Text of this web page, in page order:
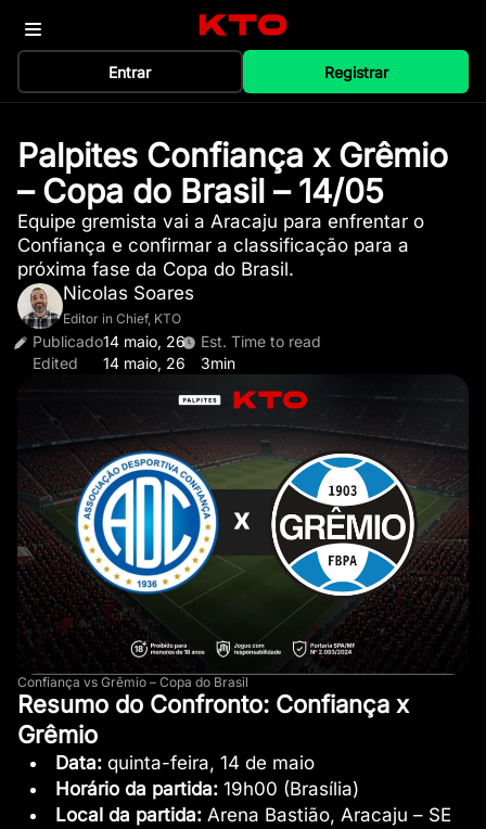
Entrar Registrar
Palpites Confiança x Grêmio
– Copa do Brasil – 14/05
Equipe gremista vai a Aracaju para enfrentar o
Confiança e confirmar a classificação para a
próxima fase da Copa do Brasil.
Nicolas Soares
Editor in Chief, KTO
Publicado14 maio, 26
Edited
14 maio, 26
Est. Time to read
3min
Confiança vs Grêmio – Copa do Brasil
Resumo do Confronto: Confiança x
Grêmio
Data:quinta-feira, 14 de maio
Horário da partida:19h00 (Brasília)
Local da partida:Arena Bastião, Aracaju – SE